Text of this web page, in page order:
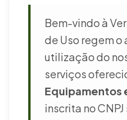
Bem-vindo à
de Uso regem o
utilização do
serviços
Equipamentos
inscrita no CNPJ